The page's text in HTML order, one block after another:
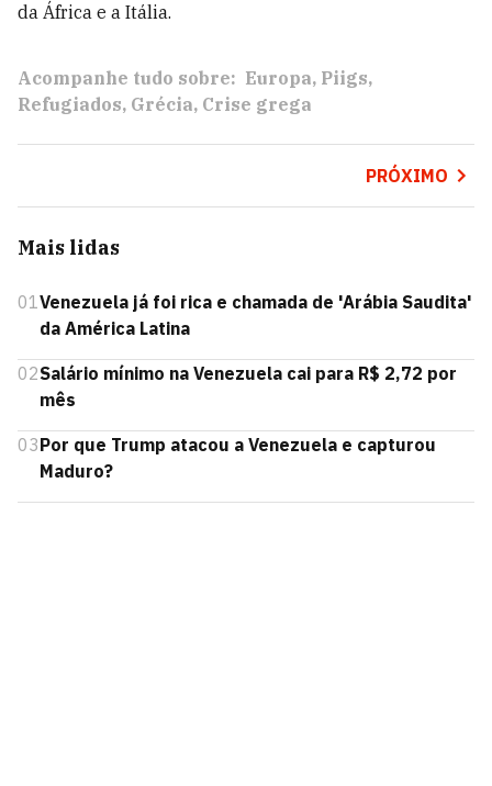
da África e a Itália.
Acompanhe tudo sobre: Europa Piigs
Refugiados Grécia Crise grega
PRÓXIMO
Mais lidas
01Venezuela já foi rica e chamada de 'Arábia Saudita'
da América Latina
02Salário mínimo na Venezuela cai para R$ 2,72 por
mês
03Por que Trump atacou a Venezuela e capturou
Maduro?